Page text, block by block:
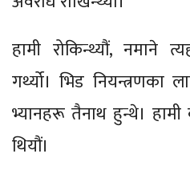
हामी रोकिन्थ्यौं, नमाने
गर्थ्यो। भिड नियन्त्रणका
भ्यानहरू तैनाथ हुन्थे।
थियौं।